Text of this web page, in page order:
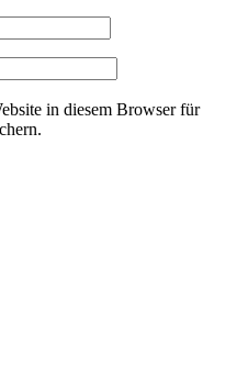
in diesem Browser für